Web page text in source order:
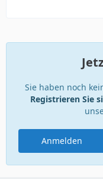
Sie haben noch
Registrieren Sie
Anmelden